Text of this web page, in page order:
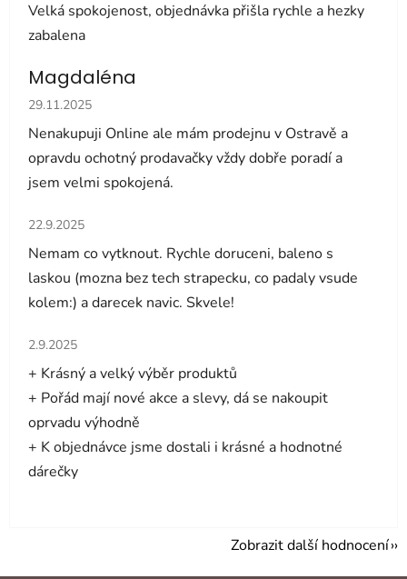
Velká spokojenost, objednávka přišla rychle a hezky
zabalena
Magdaléna
Hodnocení obchodu je 5 z 5 hvězdiček.
29.11.2025
Nenakupuji Online ale mám prodejnu v Ostravě a
opravdu ochotný prodavačky vždy dobře poradí a
jsem velmi spokojená.
Hodnocení obchodu je 5 z 5 hvězdiček.
22.9.2025
Nemam co vytknout. Rychle doruceni, baleno s
laskou (mozna bez tech strapecku, co padaly vsude
kolem:) a darecek navic. Skvele!
Hodnocení obchodu je 5 z 5 hvězdiček.
2.9.2025
+ Krásný a velký výběr produktů
+ Pořád mají nové akce a slevy, dá se nakoupit
oprvadu výhodně
+ K objednávce jsme dostali i krásné a hodnotné
dárečky
Zobrazit další hodnocení